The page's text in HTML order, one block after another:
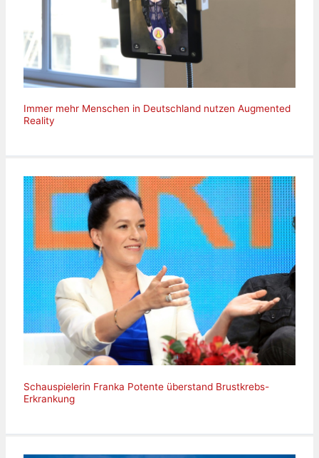
Immer mehr Menschen in Deutschland nutzen Augmented
Reality
Schauspielerin Franka Potente überstand Brustkrebs-
Erkrankung